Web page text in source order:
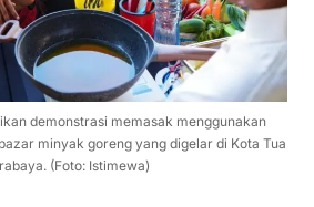
demonstrasi memasak menggunakan
minyak goreng yang digelar di Kota Tua
(Foto: Istimewa)